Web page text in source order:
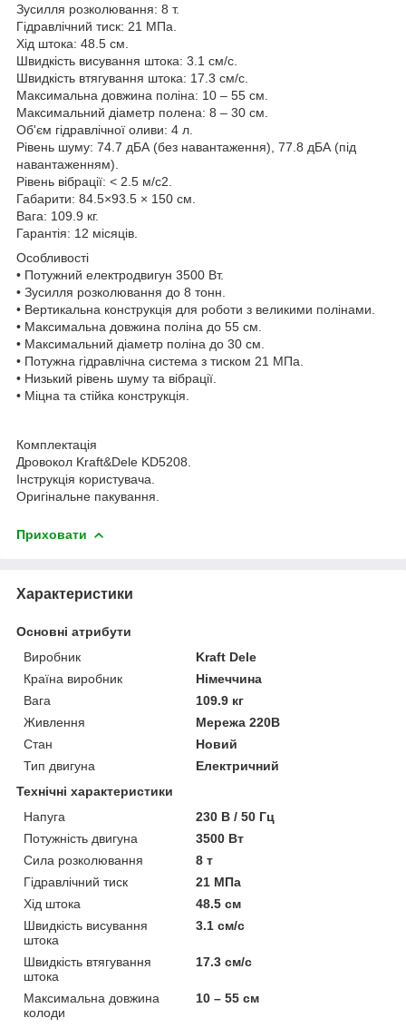
Зусилля розколювання: 8 т.
Гідравлічний тиск: 21 МПа.
Хід штока: 48.5 см.
Швидкість висування штока: 3.1 см/с.
Швидкість втягування штока: 17.3 см/с.
Максимальна довжина поліна: 10 – 55 см.
Максимальний діаметр полена: 8 – 30 см.
Об'єм гідравлічної оливи: 4 л.
Рівень шуму: 74.7 дБА (без навантаження), 77.8 дБА (під
навантаженням).
Рівень вібрації: < 2.5 м/с2.
Габарити: 84.5×93.5 × 150 см.
Вага: 109.9 кг.
Гарантія: 12 місяців.
Особливості
• Потужний електродвигун 3500 Вт.
• Зусилля розколювання до 8 тонн.
• Вертикальна конструкція для роботи з великими полінами.
• Максимальна довжина поліна до 55 см.
• Максимальний діаметр поліна до 30 см.
• Потужна гідравлічна система з тиском 21 МПа.
• Низький рівень шуму та вібрації.
• Міцна та стійка конструкція.
Комплектація
Дровокол Kraft&Dele KD5208.
Інструкція користувача.
Оригінальне пакування.
Приховати
Характеристики
Основні атрибути
Виробник
Kraft Dele
Країна виробник
Німеччина
Вага
109.9 кг
Живлення
Мережа 220В
Стан
Новий
Тип двигуна
Електричний
Технічні характеристики
Напуга
230 В / 50 Гц
Потужність двигуна
3500 Вт
Сила розколювання
8 т
Гідравлічний тиск
21 МПа
Хід штока
48.5 см
Швидкість висування
штока
3.1 см/с
Швидкість втягування
штока
17.3 см/с
Максимальна довжина
колоди
10 – 55 см